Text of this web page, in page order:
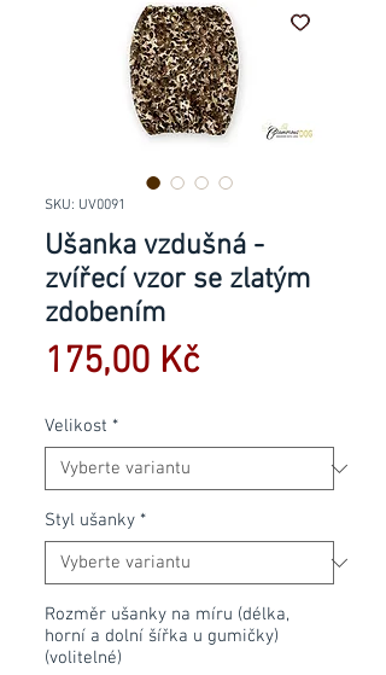
SKU: UV0091
Ušanka vzdušná -
zvířecí vzor se zlatým
zdobením
175,00 KčCena
Velikost *
Styl ušanky *
Rozměr ušanky na míru (délka,
horní a dolní šířka u gumičky)
(volitelné)